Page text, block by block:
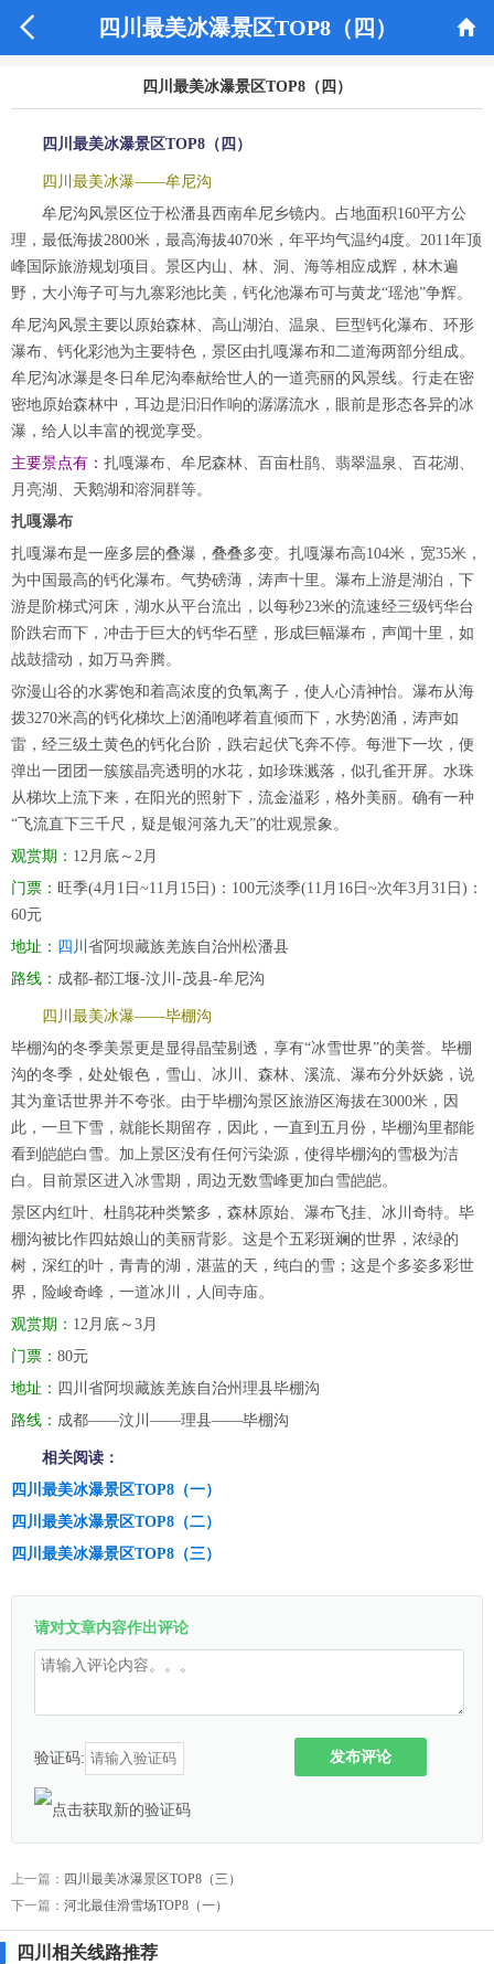
 四川最美冰瀑景区TOP8（四） 
四川最美冰瀑景区TOP8（四）
四川最美冰瀑景区TOP8（四）
四川最美冰瀑——牟尼沟
牟尼沟风景区位于松潘县西南牟尼乡镜内。占地面积160平方公
理，最低海拔2800米，最高海拔4070米，年平均气温约4度。2011年顶
峰国际旅游规划项目。景区内山、林、洞、海等相应成辉，林木遍
野，大小海子可与九寨彩池比美，钙化池瀑布可与黄龙“瑶池”争辉。
牟尼沟风景主要以原始森林、高山湖泊、温泉、巨型钙化瀑布、环形
瀑布、钙化彩池为主要特色，景区由扎嘎瀑布和二道海两部分组成。
牟尼沟冰瀑是冬日牟尼沟奉献给世人的一道亮丽的风景线。行走在密
密地原始森林中，耳边是汩汩作响的潺潺流水，眼前是形态各异的冰
瀑，给人以丰富的视觉享受。
主要景点有： 扎嘎瀑布、牟尼森林、百亩杜鹃、翡翠温泉、百花湖、
月亮湖、天鹅湖和溶洞群等。
扎嘎瀑布
扎嘎瀑布是一座多层的叠瀑，叠叠多变。扎嘎瀑布高104米，宽35米，
为中国最高的钙化瀑布。气势磅薄，涛声十里。瀑布上游是湖泊，下
游是阶梯式河床，湖水从平台流出，以每秒23米的流速经三级钙华台
阶跌宕而下，冲击于巨大的钙华石壁，形成巨幅瀑布，声闻十里，如
战鼓擂动，如万马奔腾。
弥漫山谷的水雾饱和着高浓度的负氧离子，使人心清神怡。瀑布从海
拨3270米高的钙化梯坎上汹涌咆哮着直倾而下，水势汹涌，涛声如
雷，经三级土黄色的钙化台阶，跌宕起伏飞奔不停。每泄下一坎，便
弹出一团团一簇簇晶亮透明的水花，如珍珠溅落，似孔雀开屏。水珠
从梯坎上流下来，在阳光的照射下，流金溢彩，格外美丽。确有一种
“飞流直下三千尺，疑是银河落九天”的壮观景象。
观赏期： 12月底～2月
门票： 旺季(4月1日~11月15日)：100元淡季(11月16日~次年3月31日)：
60元
地址： 四川 省阿坝藏族羌族自治州松潘县
路线： 成都-都江堰-汶川-茂县-牟尼沟
四川最美冰瀑——毕棚沟
毕棚沟的冬季美景更是显得晶莹剔透，享有“冰雪世界”的美誉。毕棚
沟的冬季，处处银色，雪山、冰川、森林、溪流、瀑布分外妖娆，说
其为童话世界并不夸张。由于毕棚沟景区旅游区海拔在3000米，因
此，一旦下雪，就能长期留存，因此，一直到五月份，毕棚沟里都能
看到皑皑白雪。加上景区没有任何污染源，使得毕棚沟的雪极为洁
白。目前景区进入冰雪期，周边无数雪峰更加白雪皑皑。
景区内红叶、杜鹃花种类繁多，森林原始、瀑布飞挂、冰川奇特。毕
棚沟被比作四姑娘山的美丽背影。这是个五彩斑斓的世界，浓绿的
树，深红的叶，青青的湖，湛蓝的天，纯白的雪；这是个多姿多彩世
界，险峻奇峰，一道冰川，人间寺庙。
观赏期： 12月底～3月
门票： 80元
地址： 四川省阿坝藏族羌族自治州理县毕棚沟
路线： 成都——汶川——理县——毕棚沟
相关阅读：
四川最美冰瀑景区TOP8（一）
四川最美冰瀑景区TOP8（二）
四川最美冰瀑景区TOP8（三）
请对文章内容作出评论
验证码: 发布评论
上一篇： 四川最美冰瀑景区TOP8（三）
下一篇： 河北最佳滑雪场TOP8（一）
四川相关线路推荐